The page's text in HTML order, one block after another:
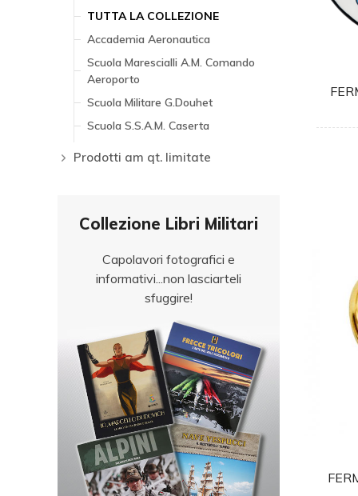
TUTTA LA COLLEZIONE
Accademia Aeronautica
Scuola Marescialli A.M. Comando
Aeroporto
Scuola Militare G.Douhet
Scuola S.S.A.M. Caserta
Prodotti am qt. limitate
Collezione Libri Militari
Capolavori fotografici e
informativi...non lasciarteli
sfuggire!